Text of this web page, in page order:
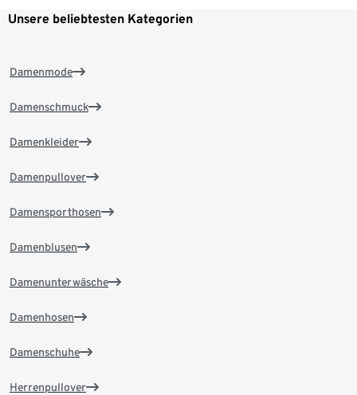
Unsere beliebtesten Kategorien
Damenmode
Damenschmuck
Damenkleider
Damenpullover
Damensporthosen
Damenblusen
Damenunterwäsche
Damenhosen
Damenschuhe
Herrenpullover